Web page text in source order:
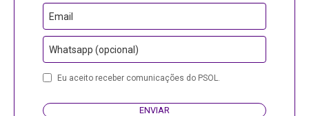
Email
Whatsapp (opcional)
Eu aceito receber comunicações do PSOL.
ENVIAR